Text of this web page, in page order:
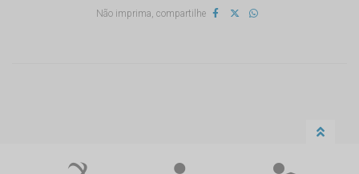
Não imprima, compartilhe